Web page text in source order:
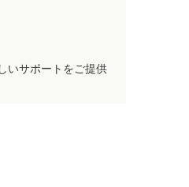
いサポートをご提供